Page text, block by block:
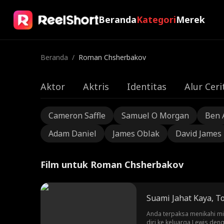
BerandaKategoriMerek
Beranda / Roman Chsherbakov
Aktor Aktris Identitas Alur
Cameron Saffle Samuel O Morgan
Ben
Adam Daniel
James Oblak David James
Film untuk Roman Chsherbakov
Suami Jahat Kaya,
Anda terpaksa menikahi
diri ke keluarga Lewis